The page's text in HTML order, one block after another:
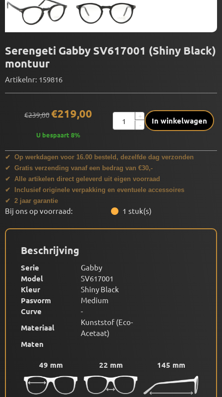
Serengeti Gabby SV617001 (Shiny Black)
montuur
Artikelnr: 159816
€239,00 €219,00
U bespaart8%
Aantal
+
-
In winkelwagen
✔ Op werkdagen voor 16.00 besteld, dezelfde dag verzonden
✔ Gratis verzending vanaf een bedrag van €30,-
✔ Alle artikelen direct geleverd uit eigen voorraad
✔ Inclusief originele verpakking en eventuele accessoires
✔ 2 jaar garantie
Bij ons op voorraad: 1 stuk(s)
Beschrijving
Serie Gabby
Model SV617001
Kleur Shiny Black
Pasvorm Medium
Curve -
Materiaal
Kunststof (Eco-
Acetaat)
Maten
49 mm 22 mm 145 mm